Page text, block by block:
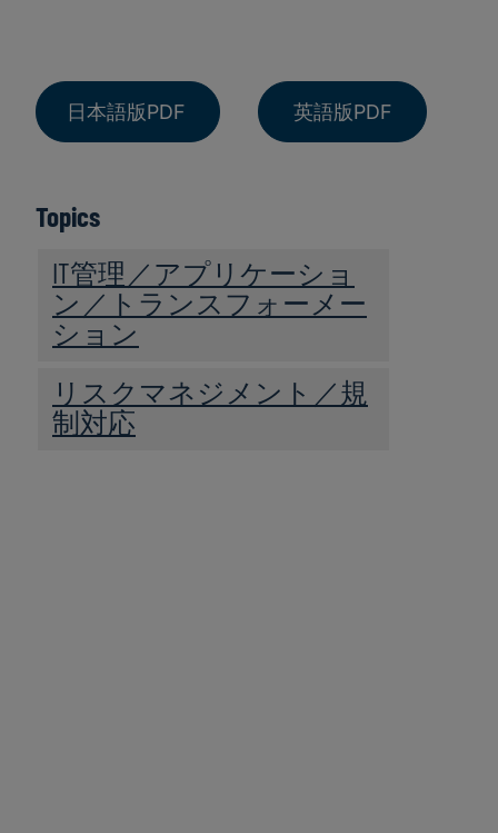
日本語版PDF 英語版PDF
Topics
IT管理／アプリケーショ
ン／トランスフォーメー
ション
リスクマネジメント／規
制対応